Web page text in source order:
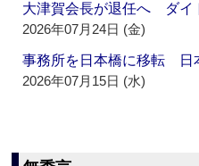
大津賀会長が退任へ ダイ
2026年07月24日 (金)
事務所を日本橋に移転 日
2026年07月15日 (水)